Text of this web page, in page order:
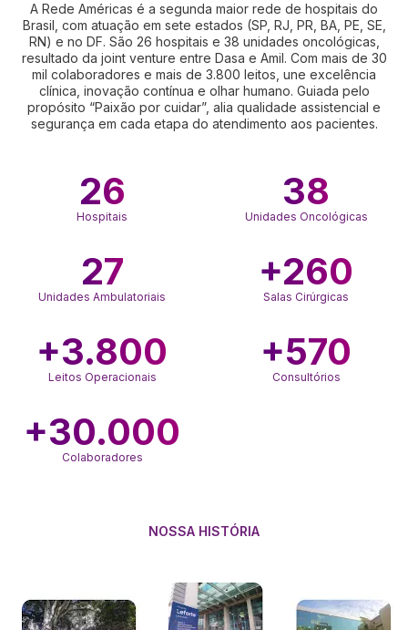
A Rede Américas é a segunda maior rede de hospitais do
Brasil, com atuação em sete estados (SP, RJ, PR, BA, PE, SE,
RN) e no DF. São 26 hospitais e 38 unidades oncológicas,
resultado da joint venture entre Dasa e Amil. Com mais de 30
mil colaboradores e mais de 3.800 leitos, une excelência
clínica, inovação contínua e olhar humano. Guiada pelo
propósito “Paixão por cuidar”, alia qualidade assistencial e
segurança em cada etapa do atendimento aos pacientes.
26
Hospitais
38
Unidades Oncológicas
27
Unidades Ambulatoriais
+260
Salas Cirúrgicas
+3.800
Leitos Operacionais
+570
Consultórios
+30.000
Colaboradores
NOSSA HISTÓRIA